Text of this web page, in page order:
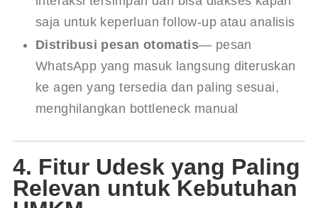
saja untuk keperluan follow-up atau analisis
Distribusi pesan otomatis— pesan
WhatsApp yang masuk langsung diteruskan
ke agen yang tersedia dan paling sesuai,
menghilangkan bottleneck manual
4. Fitur Udesk yang Paling
Relevan untuk Kebutuhan